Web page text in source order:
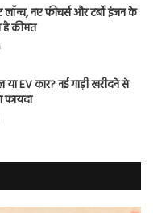
लॉन्च, नए फीचर्स और टर्बो इंजन के
है कीमत
EV कार? नई गाड़ी खरीदने से
फायदा